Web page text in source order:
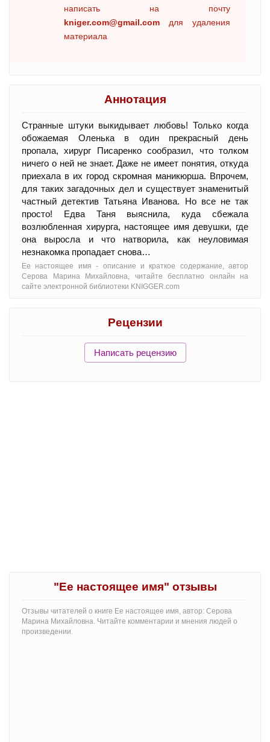
написать на почту
kniger.com@gmail.com для удаления
материала
Аннотация
Странные штуки выкидывает любовь! Только когда
обожаемая Оленька в один прекрасный день
пропала, хирург Писаренко сообразил, что толком
ничего о ней не знает. Даже не имеет понятия, откуда
приехала в их город скромная маникюрша. Впрочем,
для таких загадочных дел и существует знаменитый
частный детектив Татьяна Иванова. Но все не так
просто! Едва Таня выяснила, куда сбежала
возлюбленная хирурга, настоящее имя девушки, где
она выросла и что натворила, как неуловимая
незнакомка пропадает снова…
Ее настоящее имя - oписание и краткое содержание, автор
Серова Марина Михайловна, читайте бесплатно онлайн на
сайте электронной библиотеки KNIGGER.com
Рецензии
Написать рецензию
"Ее настоящее имя" отзывы
Отзывы читателей о книге Ее настоящее имя, автор: Серова
Марина Михайловна. Читайте комментарии и мнения людей о
произведении.